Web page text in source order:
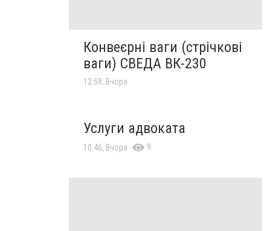
Конвеєрні ваги (стрічкові
ваги) СВЕДА ВК-230
12:58, Вчора
Услуги адвоката
10:46, Вчора 9